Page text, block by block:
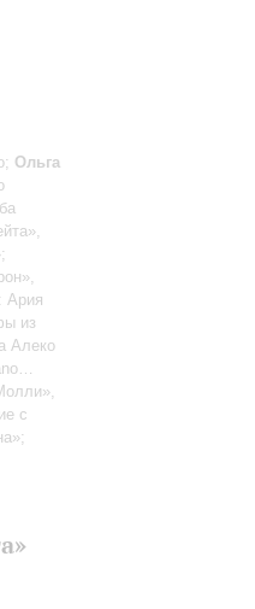
Ольга
: Ария
из
Алеко
с